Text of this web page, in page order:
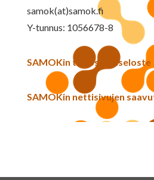
samok(at)samok.fi
Y-tunnus: 1056678-8
SAMOKin tietosuojaseloste
SAMOKin nettisivujen